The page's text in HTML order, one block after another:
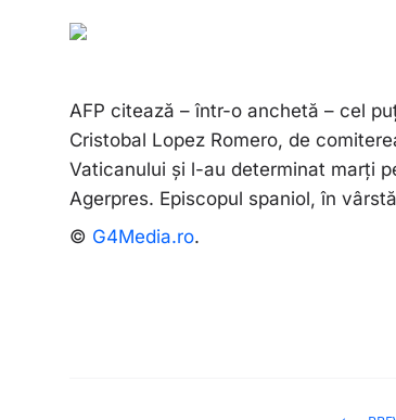
AFP citează – într-o anchetă – cel
Cristobal Lopez Romero, de
Vaticanului şi l-au determinat marţi
Agerpres. Episcopul spaniol, în
© G4Media.ro.